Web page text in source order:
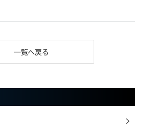
一覧へ戻る